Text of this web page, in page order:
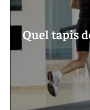
Quel tapis